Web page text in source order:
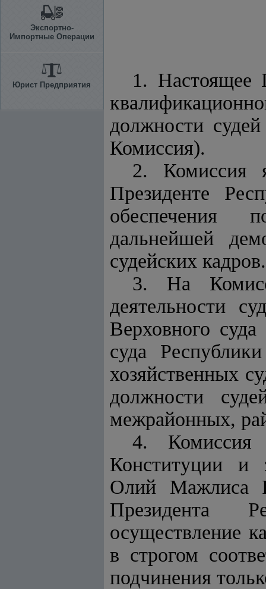
Экспортно-
Импортные Операции
Юрист Предприятия
1. Настоящее
должности
Комиссия).
2. Комиссия
Президенте
обеспечения
дальнейшей
судейских кадров.
3. На
деятельности
Верховного
суда
хозяйственных
должности
межрайонных,
4. Комиссия
Конституции и
Олий Мажлиса
Президента
осуществление
в строгом
подчинения